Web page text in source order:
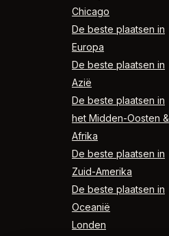
Chicago
De beste plaatsen in
Europa
De beste plaatsen in
Azië
De beste plaatsen in
het Midden-Oosten &
Afrika
De beste plaatsen in
Zuid-Amerika
De beste plaatsen in
Oceanië
Londen